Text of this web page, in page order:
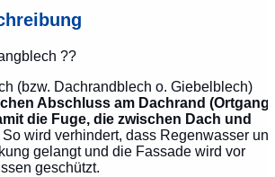
??
(bzw. Dachrandblech o. Giebelblech)
Abschluss am Dachrand (Ortgang)
die Fuge, die zwischen Dach und
So wird verhindert, dass Regenwasser
gelangt und die Fassade wird vor
geschützt.